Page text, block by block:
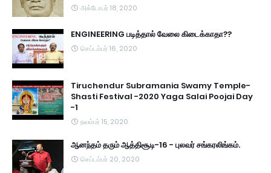
அக்டோபர் 18, 2020
ENGINEERING படித்தால் வேலை கிடைக்காதா??
செப்டம்பர் 16, 2020
Tiruchendur Subramania Swamy Temple-
Shasti Festival -2020 Yaga Salai Poojai Day
-1
நவம்பர் 15, 2020
ஆனந்தம் தரும் ஆத்திசூடி-16 - புலவர் சங்கரலிங்கம்.
செப்டம்பர் 20, 2020